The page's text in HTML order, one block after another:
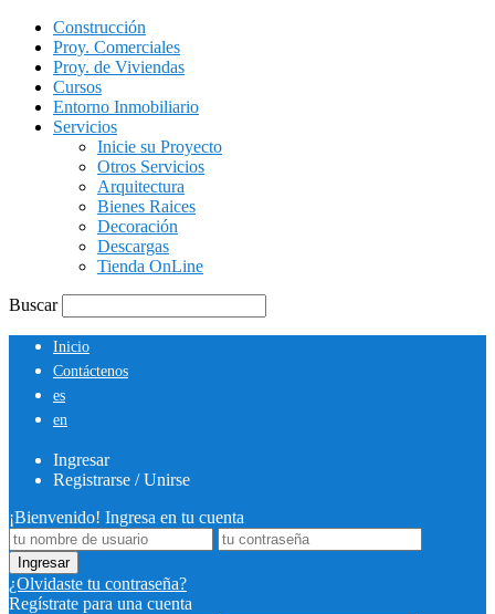
Construcción
Proy. Comerciales
Proy. de Viviendas
Cursos
Entorno Inmobiliario
Servicios
Inicie su Proyecto
Otros Servicios
Arquitectura
Bienes Raices
Decoración
Descargas
Tienda OnLine
Buscar
Inicio
Contáctenos
es
en
Ingresar
Registrarse / Unirse
¡Bienvenido! Ingresa en tu cuenta
¿Olvidaste tu contraseña?
Regístrate para una cuenta